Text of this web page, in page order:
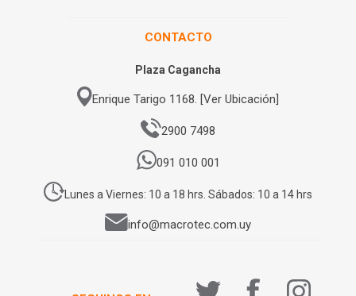
CONTACTO
Plaza Cagancha
Enrique Tarigo 1168. [Ver Ubicación]
2900 7498
091 010 001
Lunes a Viernes: 10 a 18 hrs. Sábados: 10 a 14 hrs
info@macrotec.com.uy